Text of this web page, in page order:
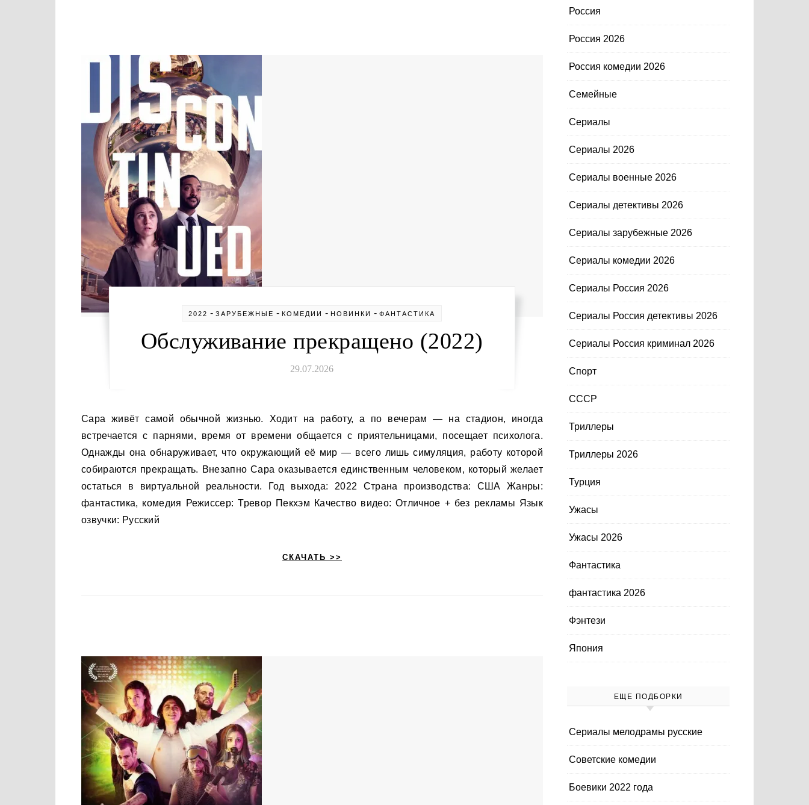
2022 -ЗАРУБЕЖНЫЕ -КОМЕДИИ -НОВИНКИ -ФАНТАСТИКА
Обслуживание прекращено (2022)
29.07.2026
Сара живёт самой обычной жизнью. Ходит на работу, а по вечерам — на стадион, иногда
встречается с парнями, время от времени общается с приятельницами, посещает психолога.
Однажды она обнаруживает, что окружающий её мир — всего лишь симуляция, работу которой
собираются прекращать. Внезапно Сара оказывается единственным человеком, который желает
остаться в виртуальной реальности. Год выхода: 2022 Страна производства: США Жанры:
фантастика, комедия Режиссер: Тревор Пекхэм Качество видео: Отличное + без рекламы Язык
озвучки: Русский
СКАЧАТЬ >>
Россия
Россия 2026
Россия комедии 2026
Семейные
Сериалы
Сериалы 2026
Сериалы военные 2026
Сериалы детективы 2026
Сериалы зарубежные 2026
Сериалы комедии 2026
Сериалы Россия 2026
Сериалы Россия детективы 2026
Сериалы Россия криминал 2026
Спорт
СССР
Триллеры
Триллеры 2026
Турция
Ужасы
Ужасы 2026
Фантастика
фантастика 2026
Фэнтези
Япония
ЕЩЕ ПОДБОРКИ
Cериалы мелодрамы русские
Cоветские комедии
Боевики 2022 года